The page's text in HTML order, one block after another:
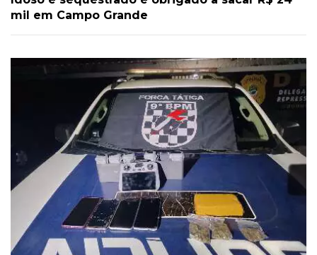
mil em Campo Grande